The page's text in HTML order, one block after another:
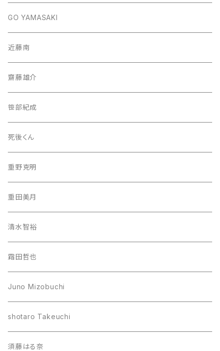
GO YAMASAKI
近藤南
齋藤雄介
笹部紀成
死後くん
重野克明
重田美月
清水智裕
霜田哲也
Juno Mizobuchi
shotaro Takeuchi
須藤はる奈